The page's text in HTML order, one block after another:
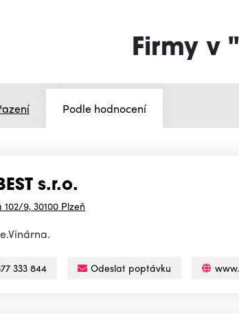
Firmy v
Podle hodnocení
s.r.o.
102/9, 30100 Plzeň
333 844 Odeslat poptávku